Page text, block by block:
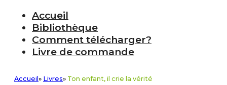
Accueil
Bibliothèque
Comment télécharger?
Livre de commande
Accueil » Livres» Ton enfant, il crie la vérité